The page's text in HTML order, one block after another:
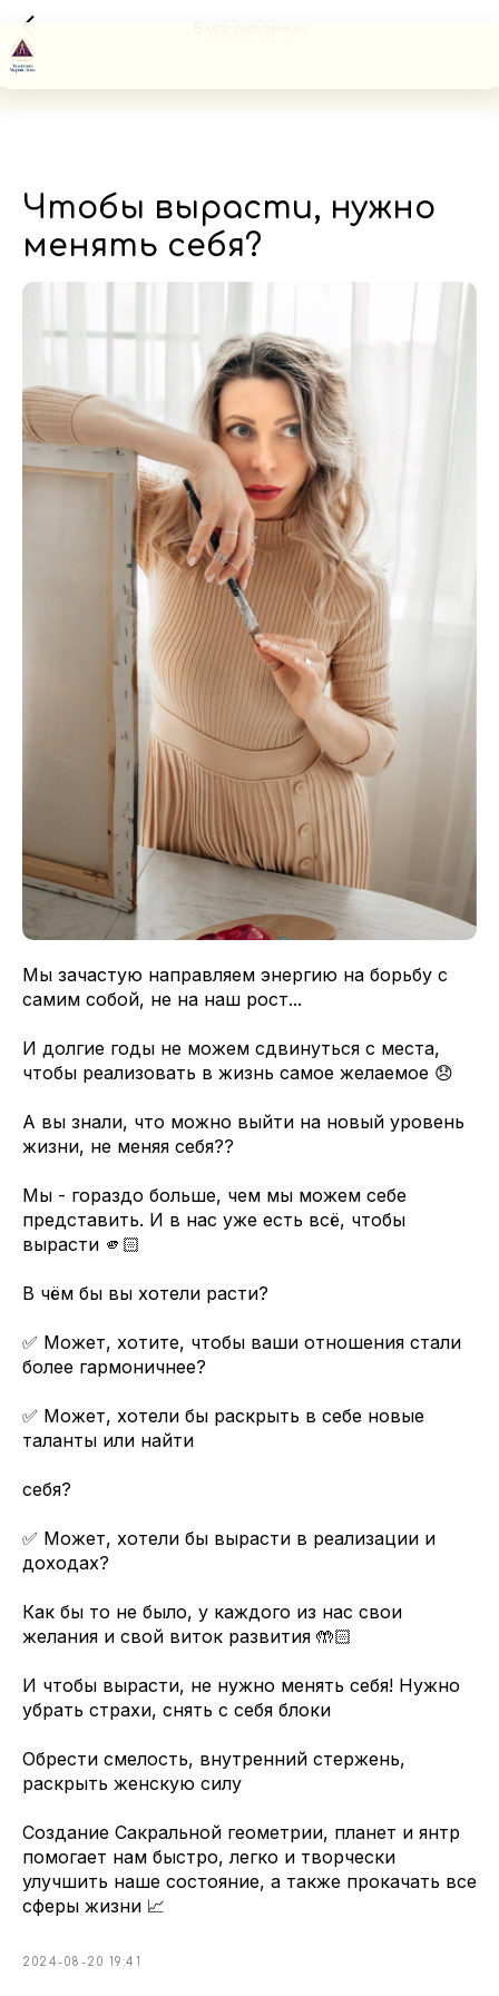
Чтобы вырасти, нужно
менять себя?
Мы зачастую направляем энергию на борьбу с
самим собой, не на наш рост...
И долгие годы не можем сдвинуться с места,
чтобы реализовать в жизнь самое желаемое 😞
А вы знали, что можно выйти на новый уровень
жизни, не меняя себя??
Мы - гораздо больше, чем мы можем себе
представить. И в нас уже есть всё, чтобы
вырасти 🫵🏻
В чём бы вы хотели расти?
✅ Может, хотите, чтобы ваши отношения стали
более гармоничнее?
✅ Может, хотели бы раскрыть в себе новые
таланты или найти
ceбя?
✅ Может, хотели бы вырасти в реализации и
доходах?
Как бы то не было, у каждого из нас свои
желания и свой виток развития 🤲🏻
И чтобы вырасти, не нужно менять себя! Нужно
убрать страхи, снять с себя блоки
Обрести смелость, внутренний стержень,
раскрыть женскую силу
Создание Сакральной геометрии, планет и янтр
помогает нам быстро, легко и творчески
улучшить наше состояние, а также прокачать все
сферы жизни 📈
2024-08-20 19:41